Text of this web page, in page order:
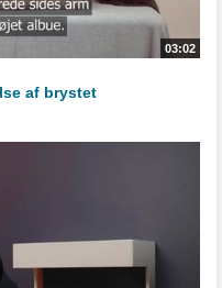
03:02
af brystet